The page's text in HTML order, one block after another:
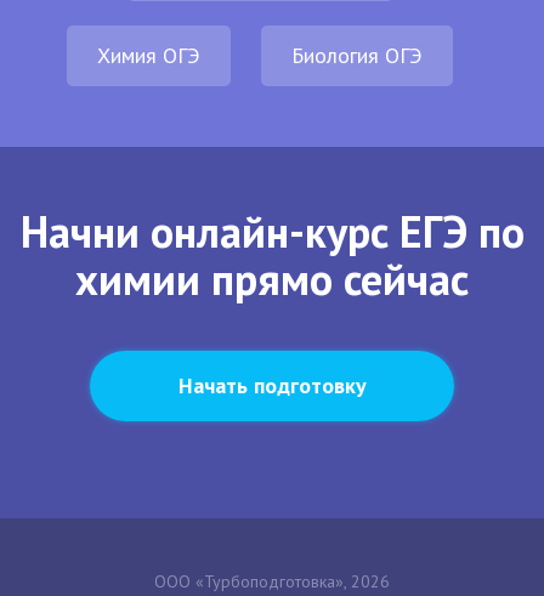
Химия ОГЭ Биология ОГЭ
Начни онлайн-курс ЕГЭ по
химии прямо сейчас
Начать подготовку
ООО «Турбоподготовка», 2026